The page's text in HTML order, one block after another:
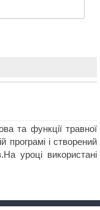
та функції травної
програмі і створений
уроці використані